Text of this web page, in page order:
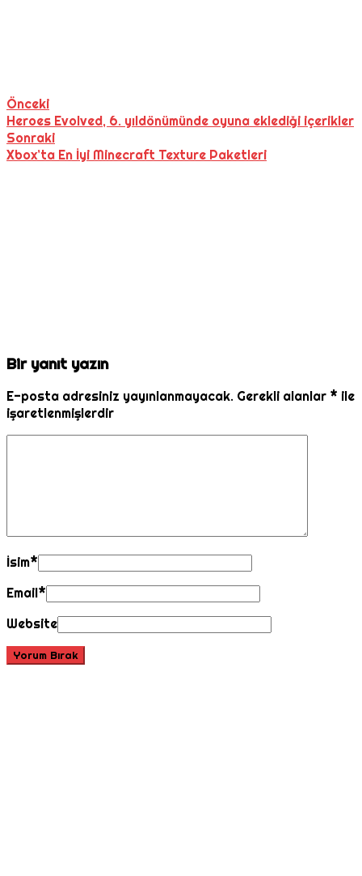
Önceki
Heroes Evolved, 6. yıldönümünde oyuna eklediği içerikler
Sonraki
Xbox’ta En İyi Minecraft Texture Paketleri
Bir yanıt yazın
E-posta adresiniz yayınlanmayacak. Gerekli alanlar * ile
işaretlenmişlerdir
İsim*
Email*
Website